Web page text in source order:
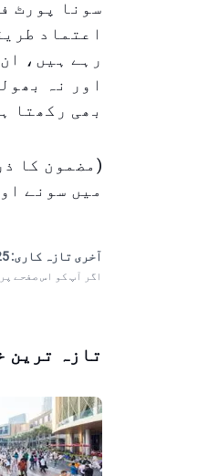
سونا پورٹ
اعتماد
رہے ہیں،
اور نہ
بھی رکھتا
میں سونے
آخری تازہ کاری:
اگر آپ کو اس صفحے
تازہ ترین